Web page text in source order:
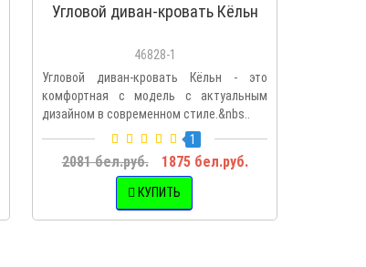
Угловой диван-кровать Кёльн
46828-1
Угловой диван-кровать Кёльн - это
комфортная с модель с актуальным
дизайном в современном стиле.&nbs..
1
2081 бел.руб. 1875 бел.руб.
КУПИТЬ